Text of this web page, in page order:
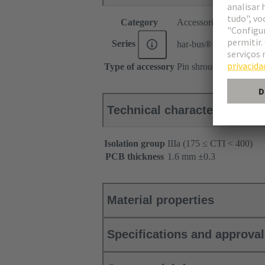
Category Accessories
Series har-bus® 64
Type of accessory Pin shroud
Technical characteristics
Isolation group IIIa (175 ≤ CTI < 400)
PCB thickness ‌1.6 mm ±0.3 ‌
Material properties
Specifications and